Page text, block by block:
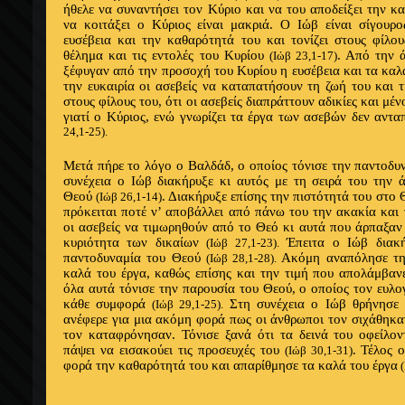
ήθελε να συναντήσει τον Κύριο και να του αποδείξει την
να κοιτάξει ο Κύριος είναι μακριά. Ο Ιώβ είναι
ευσέβεια και την καθαρότητά του και τονίζει στους
θέλημα και τις εντολές του Κυρίου (Ιώβ 23,1-17). Από την
ξέφυγαν από την προσοχή του Κυρίου η ευσέβεια και τα
την ευκαιρία οι ασεβείς να καταπατήσουν τη ζωή του και
στους φίλους του, ότι οι ασεβείς διαπράττουν αδικίες και
γιατί ο Κύριος, ενώ γνωρίζει τα έργα των ασεβών δεν
24,1-25).
Μετά πήρε το λόγο ο Βαλδάδ, ο οποίος τόνισε την
συνέχεια ο Ιώβ διακήρυξε κι αυτός με τη σειρά του την
Θεού(Ιώβ 26,1-14). Διακήρυξε επίσης την πιστότητά του στο
πρόκειται ποτέ ν’ αποβάλλει από πάνω του την ακακία
οι ασεβείς να τιμωρηθούν από το Θεό κι αυτά που άρπαξαν
κυριότητα των δικαίων(Ιώβ 27,1-23). Έπειτα ο Ιώβ
παντοδυναμία του Θεού (Ιώβ 28,1-28). Ακόμη αναπόλησε
καλά του έργα, καθώς επίσης και την τιμή που
όλα αυτά τόνισε την παρουσία του Θεού, ο οποίος τον
κάθε συμφορά(Ιώβ 29,1-25). Στη συνέχεια ο Ιώβ θρήνησε
ανέφερε για μια ακόμη φορά πως οι άνθρωποι τον
τον καταφρόνησαν. Τόνισε ξανά ότι τα δεινά του
πάψει να εισακούει τις προσευχές του (Ιώβ 30,1-31). Τέλος
φορά την καθαρότητά του και απαρίθμησε τα καλά του έργα